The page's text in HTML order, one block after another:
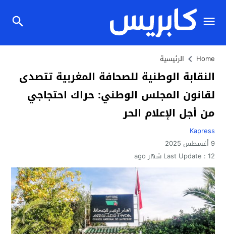
Home الرئيسية
النقابة الوطنية للصحافة المغربية تتصدى
لقانون المجلس الوطني: حراك احتجاجي
من أجل الإعلام الحر
Kapress
9 أغسطس 2025
Last Update : 12 شهر ago